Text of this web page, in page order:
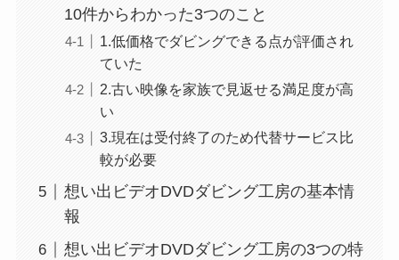
10件からわかった3つのこと
1.低価格でダビングできる点が評価され
ていた
2.古い映像を家族で見返せる満足度が高
い
3.現在は受付終了のため代替サービス比
較が必要
想い出ビデオDVDダビング工房の基本情
報
想い出ビデオDVDダビング工房の3つの特